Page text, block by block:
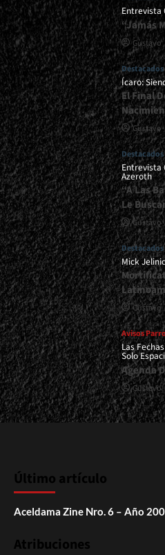
Entrevista
“Jamás
Gustavo
Destacados
Ícaro:
El Final
Gustavo
Destacados
Entrevista
Azeroth
“A Las
Le
Gustavo
Destacados
Mick
Gustavo
Avisos
Las
Solo
Agenda
Gustavo
Último artículo
Aceldama Zine Nro. 6 – Año
Atribuciones